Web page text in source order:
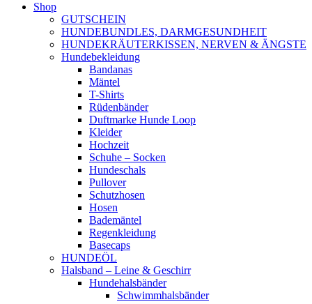
Shop
GUTSCHEIN
HUNDEBUNDLES, DARMGESUNDHEIT
HUNDEKRÄUTERKISSEN, NERVEN & ÄNGSTE
Hundebekleidung
Bandanas
Mäntel
T-Shirts
Rüdenbänder
Duftmarke Hunde Loop
Kleider
Hochzeit
Schuhe – Socken
Hundeschals
Pullover
Schutzhosen
Hosen
Bademäntel
Regenkleidung
Basecaps
HUNDEÖL
Halsband – Leine & Geschirr
Hundehalsbänder
Schwimmhalsbänder